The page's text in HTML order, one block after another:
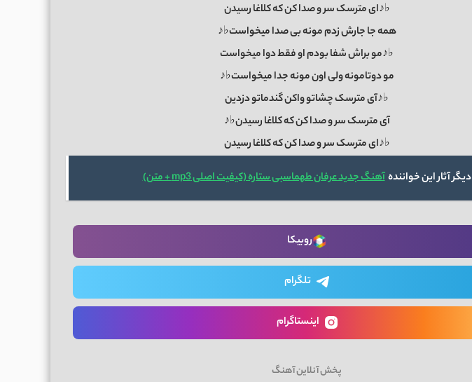
♭♪ای مترسک سر و صدا کن که کلاغا رسیدن
همه جا جارش زدم مونه بی صدا میخواست♭♪
♭♪مو براش شفا بودم او فقط دوا میخواست
مو دوتامونه ولی اون مونه جدا میخواست♭♪
♭♪آی مترسک چشاتو واکن گندماتو دزدین
آی مترسک سر و صدا کن که کلاغا رسیدن♭♪
♭♪ای مترسک سر و صدا کن که کلاغا رسیدن
دیگر آثار این خوانندهآهنگ جدید عرفان طهماسبی ستاره (کیفیت اصلی mp3 + متن)
روبیکا
تلگرام
اینستاگرام
پخش آنلاین آهنگ